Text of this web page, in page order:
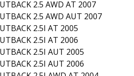
2.5 AWD AT 2007
2.5 AWD AUT 2007
2.5I AT 2005
2.5I AT 2006
2.5I AUT 2005
2.5I AUT 2006